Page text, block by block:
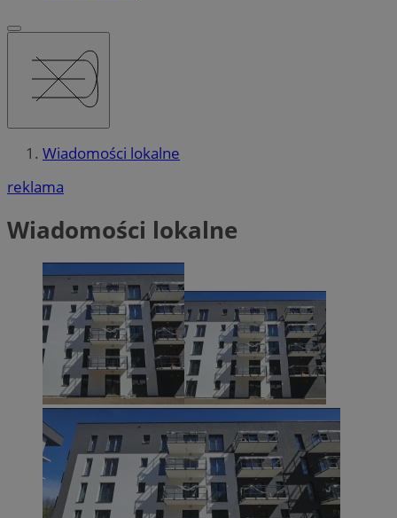
Wiadomości lokalne
reklama
Wiadomości lokalne